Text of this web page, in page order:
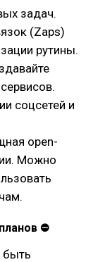
задач.
(Zaps)
рутины.
соцсетей и
open-
Можно
⛔
быть